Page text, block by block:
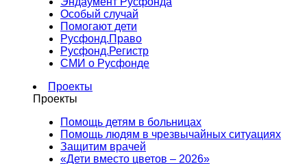
Особый случай
Помогают дети
Русфонд.Право
Русфонд.Регистр
СМИ о Русфонде
Проекты
Проекты
Помощь детям в больницах
Помощь людям в чрезвычайных ситуациях
Защитим врачей
«Дети вместо цветов – 2026»